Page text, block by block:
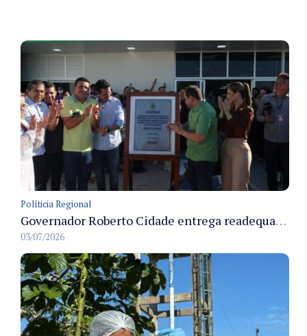
Políticia Regional
Governador Roberto Cidade entrega readequação do ambulatório da FCecon e amplia capacidade de atendimento oncológico em Manaus
03/07/2026